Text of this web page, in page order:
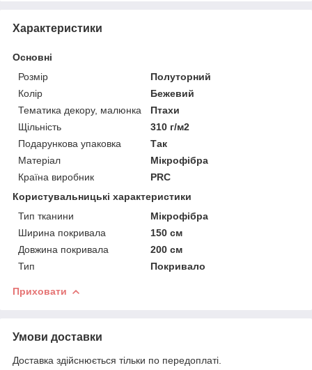
Характеристики
Основні
Розмір
Полуторний
Колір
Бежевий
Тематика декору, малюнка
Птахи
Щільність
310 г/м2
Подарункова упаковка
Так
Матеріал
Мікрофібра
Країна виробник
PRC
Користувальницькі характеристики
Тип тканини
Мікрофібра
Ширина покривала
150 см
Довжина покривала
200 см
Тип
Покривало
Приховати
Умови доставки
Доставка здійснюється тільки по передоплаті.